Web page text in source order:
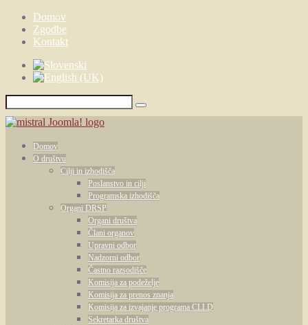
Domov
Zgodbe
Kontakt
Domov
O društvu
Cilji in izhodišča
Poslanstvo in cilji
Programska izhodišča
Organi DRSP
Organi društva
Člani organov
Upravni odbor
Nadzorni odbor
Častno razsodišče
Komisija za podeželje
Komisija za prenos znanja
Komisija za izvajanje programa CLLD
Sekretarka društva